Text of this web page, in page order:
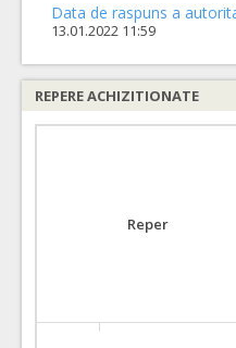
Data de raspuns a
13.01.2022 11:59
REPERE ACHIZITIONATE
Reper